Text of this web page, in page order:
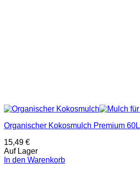
Organischer Kokosmulch Premium 60L
15,49 €
Auf Lager
In den Warenkorb